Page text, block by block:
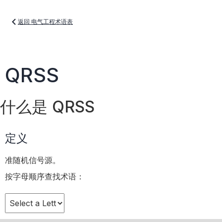
返回 电气工程术语表
QRSS
什么是 QRSS
定义
准随机信号源。
按字母顺序查找术语：